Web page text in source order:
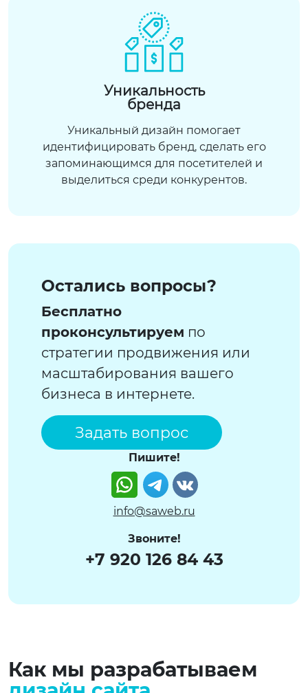
Уникальность
бренда
Уникальный дизайн помогает
идентифицировать бренд, сделать его
запоминающимся для посетителей и
выделиться среди конкурентов.
Остались вопросы?
Бесплатно
проконсультируем по
стратегии продвижения или
масштабирования вашего
бизнеса в интернете.
Задать вопрос
Пишите!
WatsappTelegram
VK
info@saweb.ru
Звоните!
+7 920 126 84 43
Как мы разрабатываем